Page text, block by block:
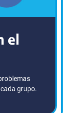
el
grupo.